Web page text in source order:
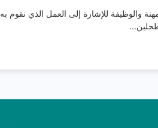
والوظيفة للإشارة إلى العمل الذي نقوم به